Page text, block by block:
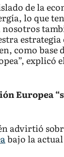
de la
lo que
estrategia
como base
explicó
Europea
advirtió
bajo la